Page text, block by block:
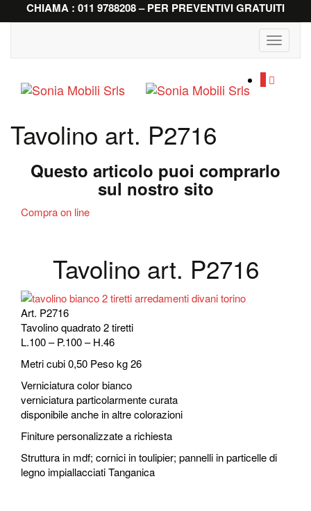
CHIAMA : 011 9788208 – PER PREVENTIVI GRATUITI
Toggle
Tavolino art. P2716
Questo articolo puoi comprarlo
sul nostro sito
Compra on line
Tavolino art. P2716
Art. P2716
Tavolino quadrato 2 tiretti
L.100 – P.100 – H.46
Metri cubi 0,50 Peso kg 26
Verniciatura color bianco
verniciatura particolarmente curata
disponibile anche in altre colorazioni
Finiture personalizzate a richiesta
Struttura in mdf; cornici in toulipier; pannelli in particelle di
legno impiallacciati Tanganica